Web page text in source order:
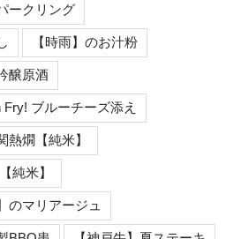
ークリング
【時雨】のお汁粉
醸原酒
Fry! ブルーチーズ添え
熱燗【純米】
純米】
のマリアージュ